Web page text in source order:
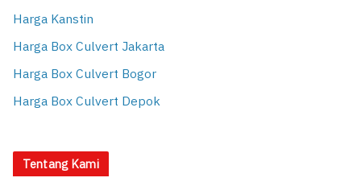
Harga Kanstin
Harga Box Culvert Jakarta
Harga Box Culvert Bogor
Harga Box Culvert Depok
Tentang Kami